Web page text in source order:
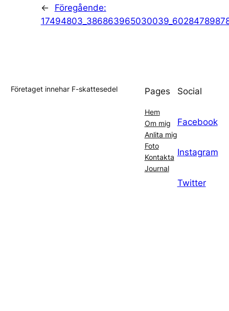
←
Föregående:
Företaget innehar F-skattesedel Pages
Hem
Om mig
Anlita mig
Foto
Kontakta
Journal
Social
Facebook
Instagram
Twitter